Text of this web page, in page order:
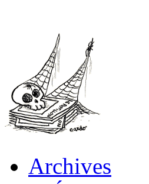
Archives